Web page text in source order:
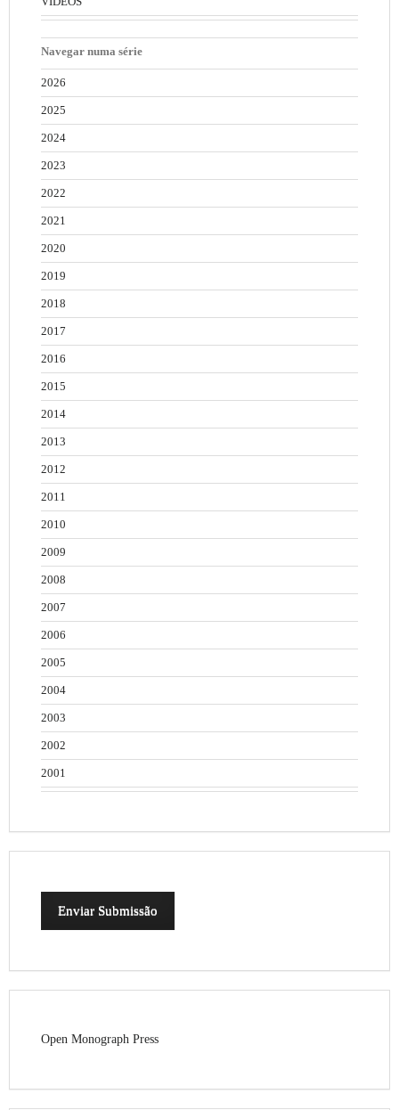
Navegar numa série
2026
2025
2024
2023
2022
2021
2020
2019
2018
2017
2016
2015
2014
2013
2012
2011
2010
2009
2008
2007
2006
2005
2004
2003
2002
2001
Enviar Submissão
Open Monograph Press